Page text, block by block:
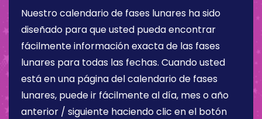
Nuestro calendario de fases lunares ha sido
diseñado para que usted pueda encontrar
fácilmente información exacta de las fases
lunares para todas las fechas. Cuando usted
está en una página del calendario de fases
lunares, puede ir fácilmente al día, mes o año
anterior / siguiente haciendo clic en el botón